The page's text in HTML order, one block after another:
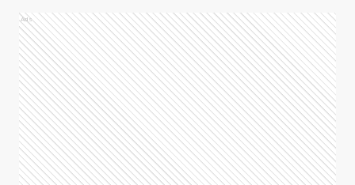
Ads